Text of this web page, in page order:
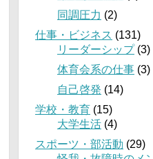
同調圧力 (2)
仕事・ビジネス (131)
リーダーシップ(3)
体育会系の仕事 (3)
自己啓発 (14)
学校・教育 (15)
大学生活 (4)
スポーツ・部活動 (29)